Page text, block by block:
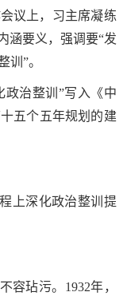
议上，习主席凝练
涵要义，强调要“发
训”。
政治整训”写入《中
五个五年规划的建
上深化政治整训提
容玷污。1932年，